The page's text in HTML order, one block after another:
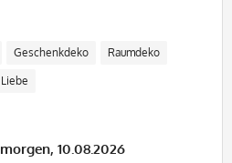
Geschenkdeko Raumdeko
Liebe
morgen, 10.08.2026